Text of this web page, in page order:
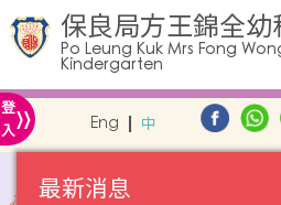
保良局方王錦全幼
Po Leung Kuk Mrs Fong
Kindergarten
登
入» Eng 中
最新消息